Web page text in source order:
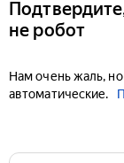
не робот
Нам очень жаль,
автоматические.